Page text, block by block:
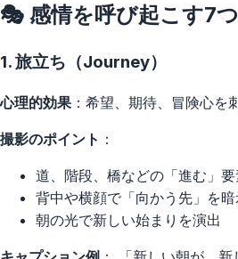
🎭 感情を呼び起こす7
1. 旅立ち（Journey）
心理的効果 ：希望、期待、冒険心を
撮影のポイント ：
道、階段、橋などの「進む」
背中や横顔で「向かう先」を
朝の光で新しい始まりを演出